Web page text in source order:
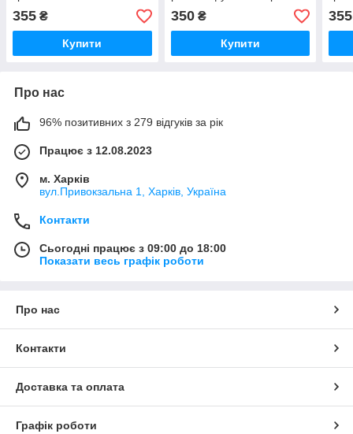
355 ₴
Купити
зносостійка
350₴
Купити
355
Про нас
96% позитивних з 279 відгуків за рік
Працює з 12.08.2023
м. Харків
вул.Привокзальна 1, Харків, Україна
Контакти
Сьогодні працює з 09:00 до 18:00
Показати весь графік роботи
Про нас
Контакти
Доставка та оплата
Графік роботи